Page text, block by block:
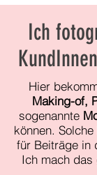
Ich
Hier
Making-of,
sogenannte
können.
für Beiträge in
Ich mach das